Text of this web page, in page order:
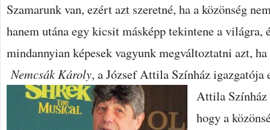
Szamarunk van, ezért azt szeretné, ha a közönség
hanem utána egy kicsit másképp tekintene a világra,
mindannyian képesek vagyunk megváltoztatni azt,
Nemcsák Károly, a József Attila Színház
Attila
hogy a